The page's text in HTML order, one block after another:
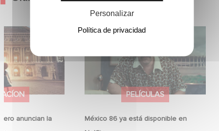
anuncian la
anuncian la
PELÍCULAS
México 86 ya está disponible en
México 86 ya está disponible en
Personalizar
Política de privacidad